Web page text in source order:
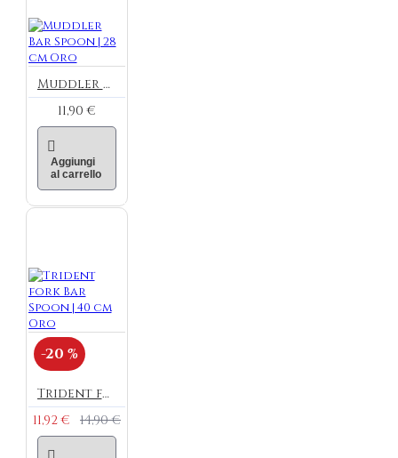
Muddler Bar Spoon | 28 cm Oro
11,90 €
Aggiungi
al carrello
-20 %
Trident fork Bar Spoon | 40 cm Oro
11,92 €
14,90 €